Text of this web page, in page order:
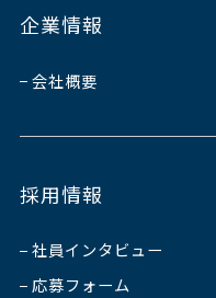
企業情報
会社概要
採用情報
社員インタビュー
応募フォーム